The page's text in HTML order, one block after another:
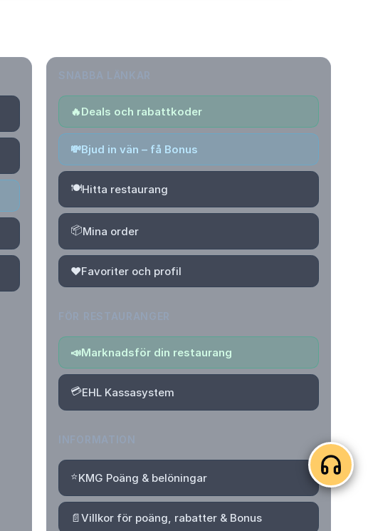
🔥Deals och rabattkoder
💸Bjud in vän – få Bonus
🍽️Hitta restaurang
📦Mina order
❤️Favoriter och profil
📣Marknadsför din restaurang
💳EHL Kassasystem
⭐KMG Poäng & belöningar
📄Villkor för poäng, rabatter & Bonus